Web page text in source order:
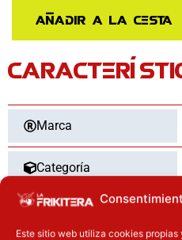
Este sitio web utiliza cookies
2.0
Can
cantidad
Añadir a la cesta
Marca
Categoría
Tipo